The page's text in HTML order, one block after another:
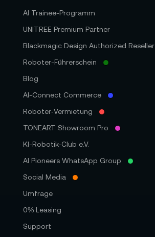
AI Trainee-Programm
UNITREE Premium Partner
Blackmagic Design Authorized Reseller
Roboter-Führerschein
Blog
AI-Connect Commerce
Roboter‑Vermietung
TONEART Showroom Pro
KI-Robotik-Club e.V.
AI Pioneers WhatsApp Group
Social Media
Umfrage
0% Leasing
Support